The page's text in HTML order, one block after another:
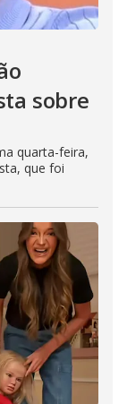
sobre
quarta-feira,
que foi